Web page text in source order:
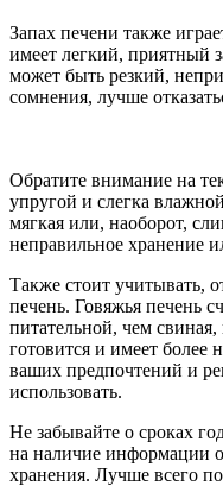
Запах печени также
имеет легкий, приятный
может быть резкий,
сомнения, лучше
Обратите внимание на
упругой и слегка
мягкая или, наоборот,
неправильное хранение
Также стоит учитывать,
печень. Говяжья печень
питательной, чем
готовится и имеет
ваших предпочтений и
использовать.
Не забывайте о сроках
на наличие информации о
хранения. Лучше всего